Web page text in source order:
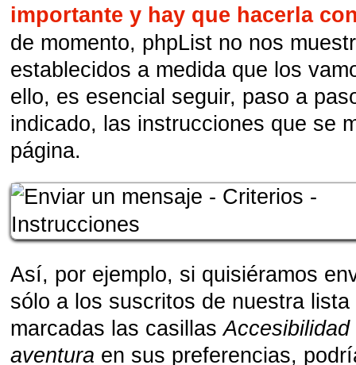
importante y hay que hacerla
de momento, phpList no nos
establecidos a medida que los
ello, es esencial seguir, paso a
indicado, las instrucciones que se
página.
Así, por ejemplo, si quisiéramos
sólo a los suscritos de nuestra
marcadas las casillasAccesibilidad
aventura en sus preferencias,